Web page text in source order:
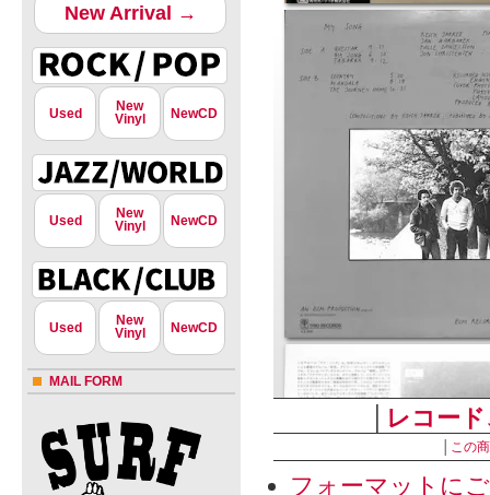
New Arrival →
Used
New
Vinyl
NewCD
Used
New
Vinyl
NewCD
Used
New
Vinyl
NewCD
MAIL FORM
レコー
この
フォーマットに